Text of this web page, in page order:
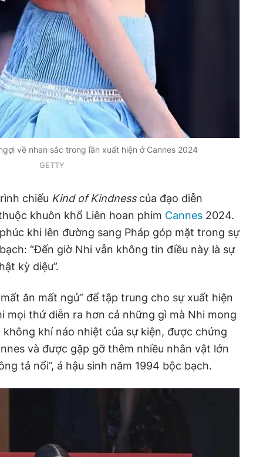
về nhan sắc trong lần xuất hiện ở Cannes 2024
GETTY
chiếu Kind of Kindness của đạo diễn
khuôn khổ Liên hoan phim Cannes 2024.
khi lên đường sang Pháp góp mặt trong sự
“Đến giờ Nhi vẫn không tin điều này là sự
kỳ diệu”.
ăn mất ngủ” để tập trung cho sự xuất hiện
mọi thứ diễn ra hơn cả những gì mà Nhi mong
khí náo nhiệt của sự kiện, được chứng
và được gặp gỡ thêm nhiều nhân vật lớn
tả nổi”, á hậu sinh năm 1994 bộc bạch.